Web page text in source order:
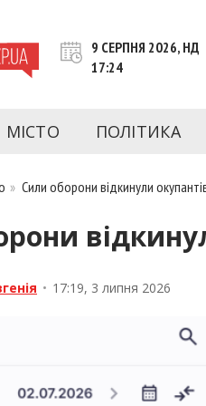
– це інформаційний
області на день.
9 СЕРПНЯ 2026, НД
17:24
МІСТО ПОЛІТИКА
»Сили оборони відкинули
• 17:19, 3 липня 2026